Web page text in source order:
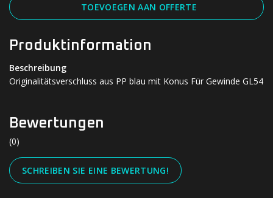
TOEVOEGEN AAN OFFERTE
Produktinformation
Beschreibung
Originalitätsverschluss aus PP blau mit Konus Für Gewinde GL54
Bewertungen
(0)
SCHREIBEN SIE EINE BEWERTUNG!